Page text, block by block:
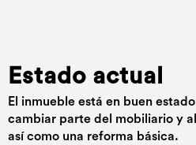
Estado actual
El inmueble está en buen
cambiar parte del mobiliario y
así como una reforma básica.